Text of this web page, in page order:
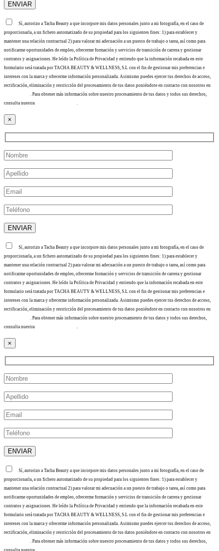
Sí, autorizo a Tacha Beauty a que incorpore mis datos personales junto a mi fotografía, en el caso de
proporcionarla, a un fichero automatizado de su propiedad para los siguientes fines: 1) para establecer y
mantener una relación contractual 2) para valorar mi adecuación a un puesto de trabajo o tarea, así como para
notificarme oportunidades de empleo, ofrecerme formación y servicios de transición de carrera y gestionar
contratos y asignaciones. He leído la Política de Privacidad y entiendo que la información recabada en este
formulario será tratada por TACHA BEAUTY & WELLNESS, S.L con el fin de gestionar mis preferencias e
intereses con la marca y ofrecerme información personalizada. Asimismo puedes ejercer tus derechos de acceso,
rectificación, eliminación y restricción del procesamiento de tus datos poniéndote en contacto con nosotros en
. Para obtener más información sobre nuestro procesamiento de tus datos y todos sus derechos,
consulta nuestra
.
×
Sí, autorizo a Tacha Beauty a que incorpore mis datos personales junto a mi fotografía, en el caso de
proporcionarla, a un fichero automatizado de su propiedad para los siguientes fines: 1) para establecer y
mantener una relación contractual 2) para valorar mi adecuación a un puesto de trabajo o tarea, así como para
notificarme oportunidades de empleo, ofrecerme formación y servicios de transición de carrera y gestionar
contratos y asignaciones. He leído la Política de Privacidad y entiendo que la información recabada en este
formulario será tratada por TACHA BEAUTY & WELLNESS, S.L con el fin de gestionar mis preferencias e
intereses con la marca y ofrecerme información personalizada. Asimismo puedes ejercer tus derechos de acceso,
rectificación, eliminación y restricción del procesamiento de tus datos poniéndote en contacto con nosotros en
. Para obtener más información sobre nuestro procesamiento de tus datos y todos sus derechos,
consulta nuestra
×
Sí, autorizo a Tacha Beauty a que incorpore mis datos personales junto a mi fotografía, en el caso de
proporcionarla, a un fichero automatizado de su propiedad para los siguientes fines: 1) para establecer y
mantener una relación contractual 2) para valorar mi adecuación a un puesto de trabajo o tarea, así como para
notificarme oportunidades de empleo, ofrecerme formación y servicios de transición de carrera y gestionar
contratos y asignaciones. He leído la Política de Privacidad y entiendo que la información recabada en este
formulario será tratada por TACHA BEAUTY & WELLNESS, S.L con el fin de gestionar mis preferencias e
intereses con la marca y ofrecerme información personalizada. Asimismo puedes ejercer tus derechos de acceso,
rectificación, eliminación y restricción del procesamiento de tus datos poniéndote en contacto con nosotros en
. Para obtener más información sobre nuestro procesamiento de tus datos y todos sus derechos,